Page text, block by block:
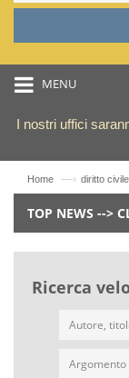
MENU
I nostri uffici
Home —› diritto civile
TOP NEWS -->
Ricerca